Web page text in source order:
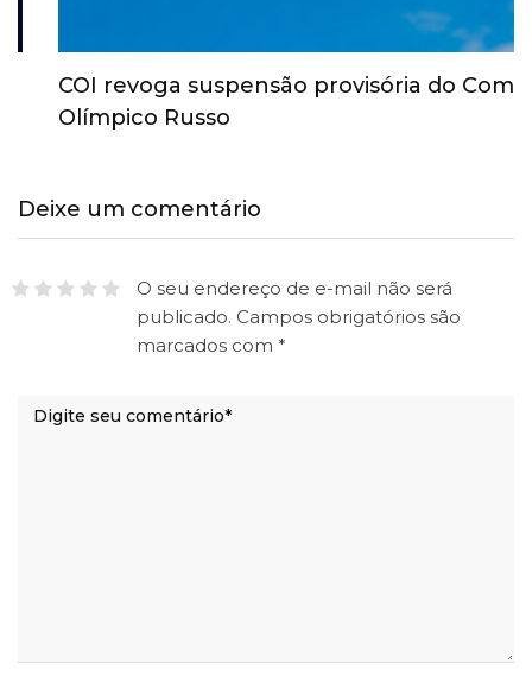
COI revoga suspensão provisória do Comitê
Olímpico Russo
Deixe um comentário
O seu endereço de e-mail não será
publicado. Campos obrigatórios são
marcados com *